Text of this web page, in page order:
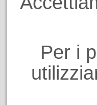
Per i